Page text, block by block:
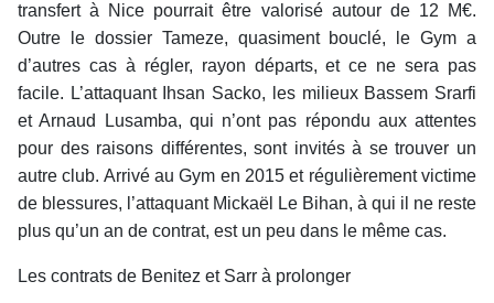
transfert à Nice pourrait être valorisé autour de 12 M€.
Outre le dossier Tameze, quasiment bouclé, le Gym a
d’autres cas à régler, rayon départs, et ce ne sera pas
facile. L’attaquant Ihsan Sacko, les milieux Bassem Srarfi
et Arnaud Lusamba, qui n’ont pas répondu aux attentes
pour des raisons différentes, sont invités à se trouver un
autre club. Arrivé au Gym en 2015 et régulièrement victime
de blessures, l’attaquant Mickaël Le Bihan, à qui il ne reste
plus qu’un an de contrat, est un peu dans le même cas.
Les contrats de Benitez et Sarr à prolonger